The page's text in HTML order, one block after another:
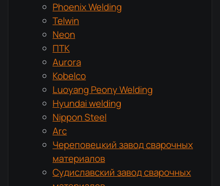
Phoenix Welding
Telwin
Neon
ПТК
Aurora
Kobelco
Luoyang Peony Welding
Hyundai welding
Nippon Steel
Arc
Череповецкий завод сварочных
материалов
Судиславский завод сварочных